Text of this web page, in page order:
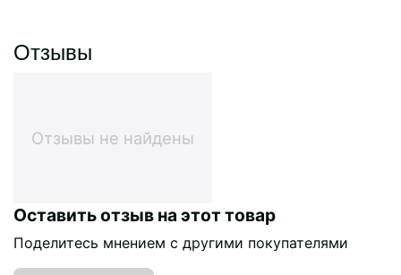
Отзывы
Отзывы не найдены
Оставить отзыв на этот товар
Поделитесь мнением с другими покупателями